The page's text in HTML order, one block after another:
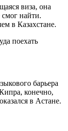
виза, она
смог найти.
в Казахстане.
поехать
барьера
конечно,
в Астане.